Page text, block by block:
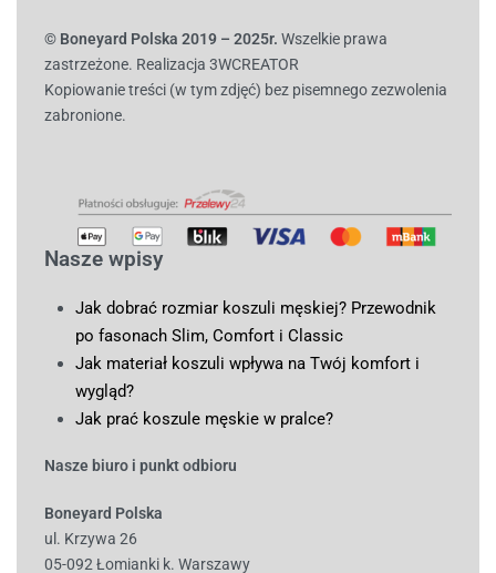
© Boneyard Polska 2019 – 2025r. Wszelkie prawa
zastrzeżone. Realizacja 3WCREATOR
Kopiowanie treści (w tym zdjęć) bez pisemnego zezwolenia
zabronione.
Nasze wpisy
Jak dobrać rozmiar koszuli męskiej? Przewodnik
po fasonach Slim, Comfort i Classic
Jak materiał koszuli wpływa na Twój komfort i
wygląd?
Jak prać koszule męskie w pralce?
Nasze biuro i punkt odbioru
Boneyard Polska
ul. Krzywa 26
05-092 Łomianki k. Warszawy